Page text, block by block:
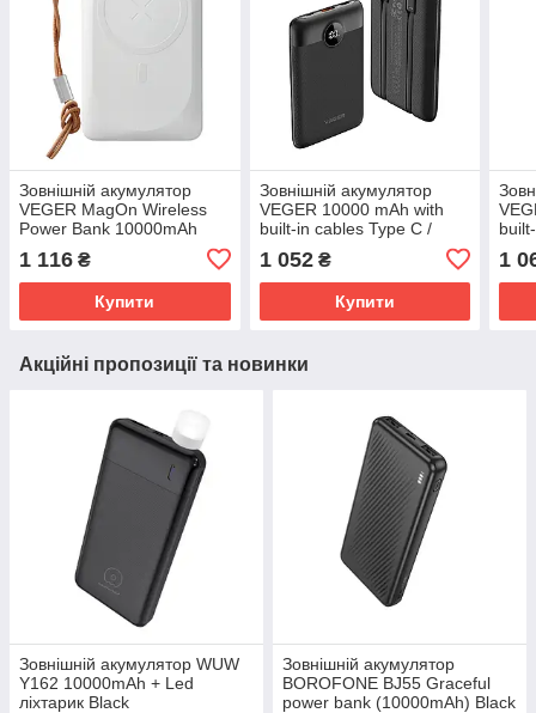
Зовнішній акумулятор
VEGER MagOn Wireless
Power Bank 10000mAh
1 116 ₴
Купити
Зовнішній акумулятор
VEGER 10000 mAh with
built-in cables Type C /
22,5W C11 (W1170) black
1 052₴
Купити
K1
1
Акційні пропозиції та новинки
Зовнішній акумулятор WUW
Y162 10000mAh + Led
ліхтарик Black
Зовнішній акумулятор
BOROFONE BJ55 Graceful
power bank (10000mAh) Black